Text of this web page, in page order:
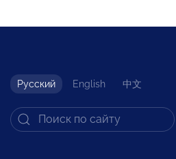
Русский English 中文